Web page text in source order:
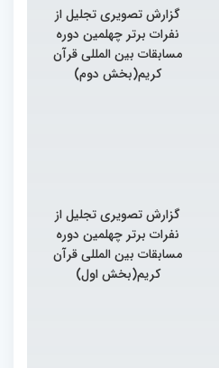
گزارش تصویری تجلیل از
نفرات برتر چهلمین دوره
مسابقات بین المللی قرآن
کریم(بخش دوم)
گزارش تصویری تجلیل از
نفرات برتر چهلمین دوره
مسابقات بین المللی قرآن
کریم(بخش اول)